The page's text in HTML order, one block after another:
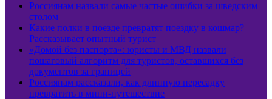
Россиянам назвали самые частые ошибки за шведским
столом
Какие полки в поезде превратят поездку в кошмар?
Рассказывает опытный турист
«Домой без паспорта»: юристы и МВД назвали
пошаговый алгоритм для туристов, оставшихся без
документов за границей
Россиянам рассказали, как длинную пересадку
превратить в мини-путешествие